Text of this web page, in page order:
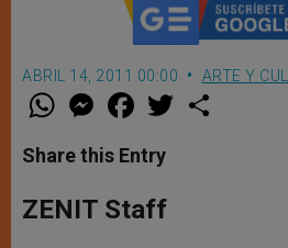
ABRIL 14, 2011 00:00 ARTE Y
W
t
s
p
p
M
e
s
e
g
e
F
a
e
b
o
k
w
Share this Entry
ZENIT Staff